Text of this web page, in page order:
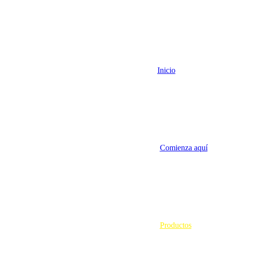
Inicio
Comienza aquí
Productos